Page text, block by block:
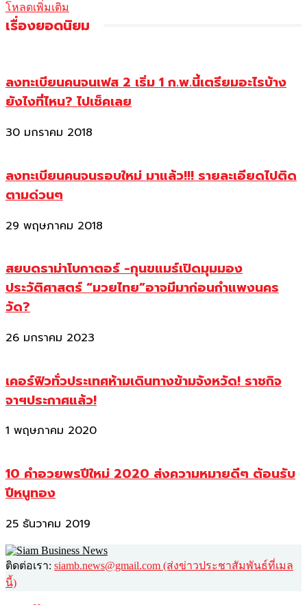
โหลดเพิ่มเติม
เรื่องยอดนิยม
ลงทะเบียนคนจนเฟส 2 เริ่ม 1 ก.พ.นี้เตรียมอะไรบ้าง
ยังไงที่ไหน? ไปเช็คเลย
30 มกราคม 2018
ลงทะเบียนคนจนรอบใหม่ มาแล้ว!!! รายละเอียดไปติด
ตามด่วนๆ
29 พฤษภาคม 2018
สยบดราม่าโบกาตอร์ -กุนขแมร์เปิดมุมมอง
ประวัติศาสตร์ “มวยไทย”อาจมีมาก่อนกำแพงนคร
วัด?
26 มกราคม 2023
เคอร์ฟิวทั่วประเทศห้ามเดินทางข้ามจังหวัด! ราชกิจ
จาฯประกาศแล้ว!
1 พฤษภาคม 2020
10 คำอวยพรปีใหม่ 2020 ส่งความหมายดีๆ ต้อนรับ
ปีหนูทอง
25 ธันวาคม 2019
ติดต่อเรา: siamb.news@gmail.com (ส่งข่าวประชาสัมพันธ์ที่เมล
นี้)